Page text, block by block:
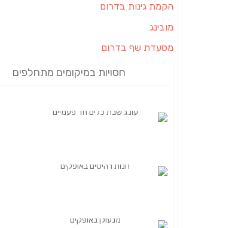
הקמת גינות בדרום
מובינג
מסעדת שף בדרום
חסויות במיקומים מתחלפים